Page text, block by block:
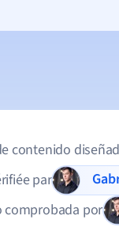
contenido
par
comprobada por